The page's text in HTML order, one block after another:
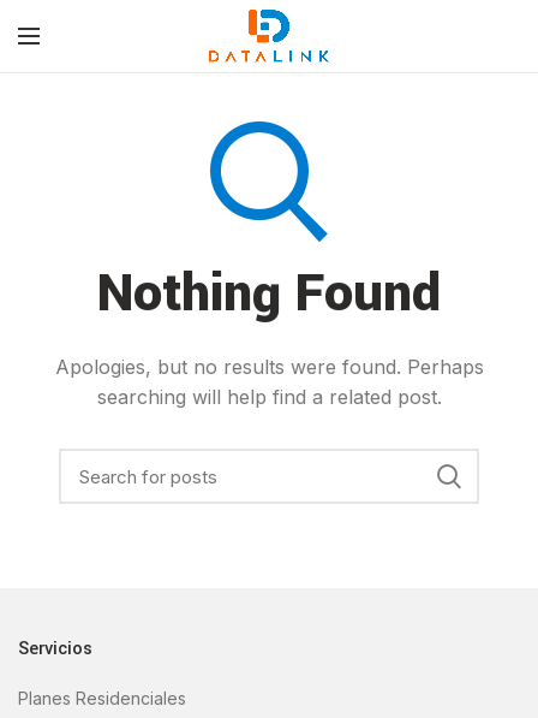
Nothing Found
Apologies, but no results were found. Perhaps
searching will help find a related post.
Servicios
Planes Residenciales